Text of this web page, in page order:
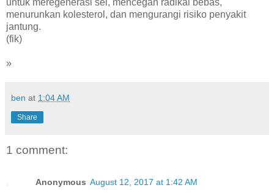
untuk meregenerasi sel, mencegah radikal bebas,
menurunkan kolesterol, dan mengurangi risiko penyakit
jantung.
(fik)
»
ben at 1:04 AM
Share
1 comment:
Anonymous August 12, 2017 at 1:42 AM